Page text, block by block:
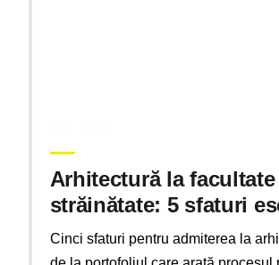
Arhitectură la
străinătate: 5 sfaturi
Cinci sfaturi pentru admiterea la